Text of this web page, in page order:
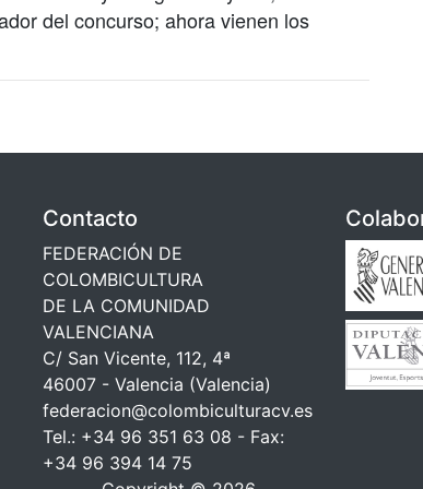
del concurso; ahora vienen los
Contacto
FEDERACIÓN DE
COLOMBICULTURA
DE LA COMUNIDAD
VALENCIANA
C/ San Vicente, 112, 4ª
46007 - Valencia (Valencia)
federacion@colombiculturacv.es
Tel.: +34 96 351 63 08 - Fax:
+34 96 394 14 75